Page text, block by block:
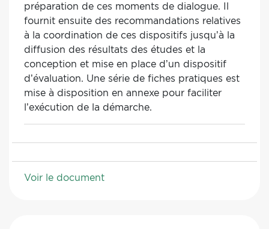
préparation de ces moments de dialogue. Il
fournit ensuite des recommandations relatives
à la coordination de ces dispositifs jusqu’à la
diffusion des résultats des études et la
conception et mise en place d’un dispositif
d’évaluation. Une série de fiches pratiques est
mise à disposition en annexe pour faciliter
l’exécution de la démarche.
Voir le document